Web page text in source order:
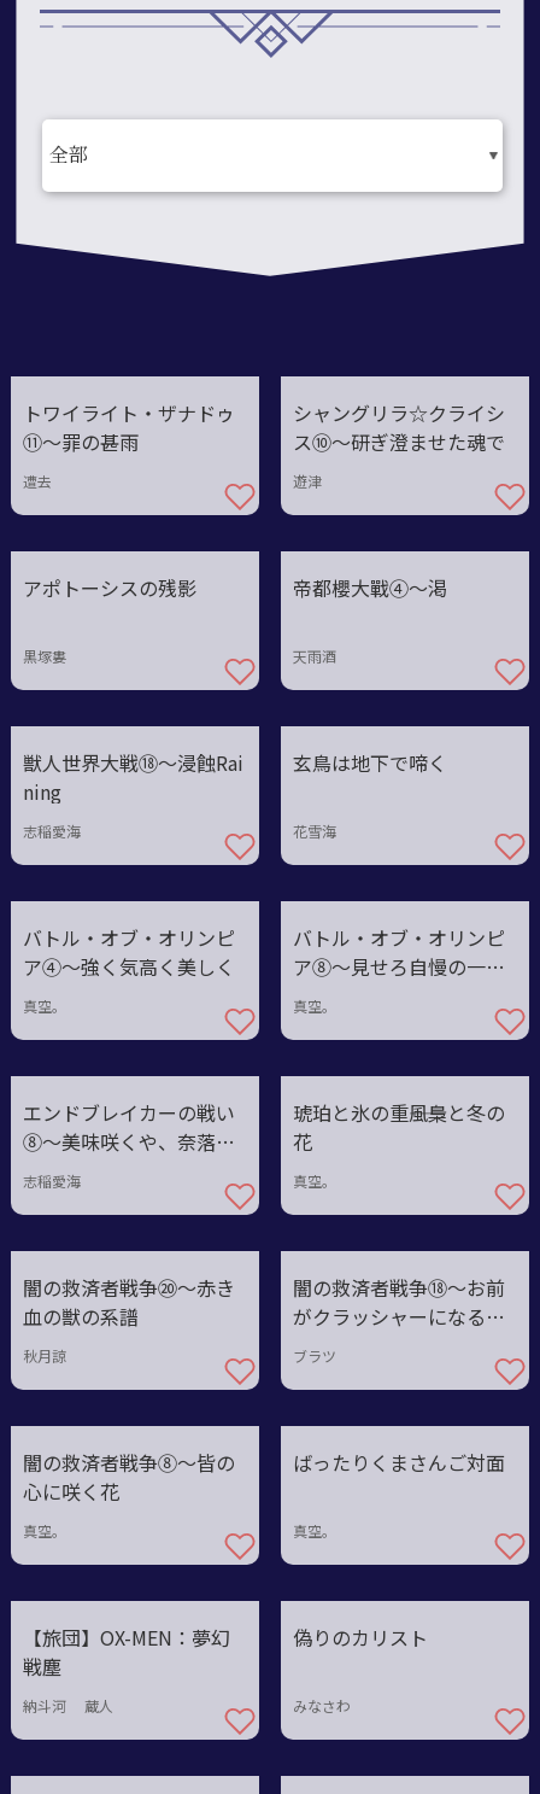
トワイライト・ザナドゥ
⑪〜罪の甚雨
遭去
シャングリラ☆クライシ
ス⑩～研ぎ澄ませた魂で
遊津
アポトーシスの残影
黒塚婁
帝都櫻大戰④〜渇
天雨酒
獣人世界大戦⑱〜浸蝕Rai
ning
志稲愛海
玄鳥は地下で啼く
花雪海
バトル・オブ・オリンピ
ア④〜強く気高く美しく
真空。
バトル・オブ・オリンピ
ア⑧〜見せろ自慢の一
品！
真空。
エンドブレイカーの戦い
⑧〜美味咲くや、奈落大
宴会！
志稲愛海
琥珀と氷の重――風梟と冬の
花
真空。
闇の救済者戦争⑳〜赤き
血の獣の系譜
秋月諒
闇の救済者戦争⑱〜お前
がクラッシャーになるん
だよ
ブラツ
闇の救済者戦争⑧〜皆の
心に咲く花
真空。
ばったりくまさんご対面
真空。
【旅団】OX-MEN：夢幻
戦塵
納斗河 蔵人
偽りのカリスト
みなさわ